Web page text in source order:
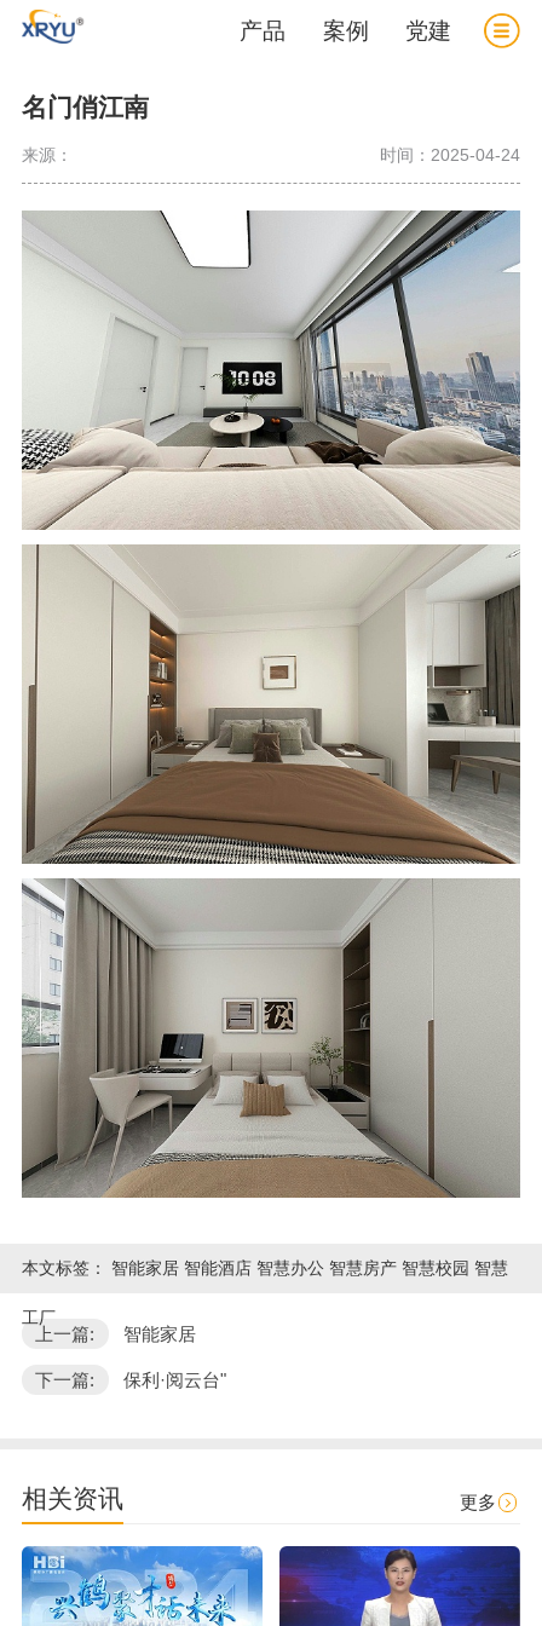
产品 案例 党建
名门俏江南
来源： 时间：2025-04-24
本文标签： 智能家居 智能酒店 智慧办公 智慧房产 智慧校园 智慧
工厂
上一篇: 智能家居
下一篇: 保利·阅云台"
相关资讯 更多